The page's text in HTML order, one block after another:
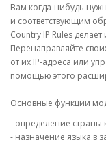
Вам когда-нибудь
и соответствующим
Country IP Rules
Перенаправляйте
от их IP-адреса или
помощью этого
Основные функции
- определение страны
- назначение языка в